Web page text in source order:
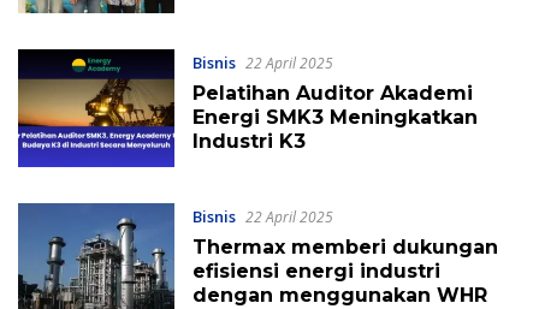
Bisnis 22 April 2025
Pelatihan Auditor Akademi
Energi SMK3 Meningkatkan
Industri K3
Bisnis 22 April 2025
Thermax memberi dukungan
efisiensi energi industri
dengan menggunakan WHR